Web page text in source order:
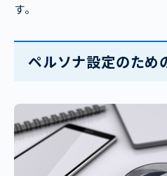
す。
ペルソナ設定のため